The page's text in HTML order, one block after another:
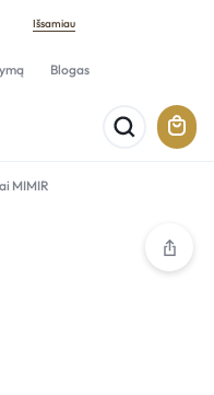
Išsamiau
Blogas
MIMIR